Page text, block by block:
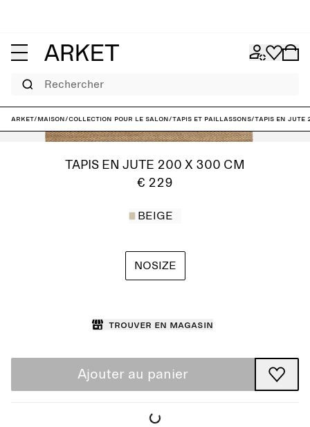
Rechercher
ARKET/Maison/Collection pour le salon/Tapis et paillassons/Tapis en jute
TAPIS EN JUTE 200 X 300 CM
€ 229
BEIGE
NOSIZE
Trouver en magasin
Ajouter au panier